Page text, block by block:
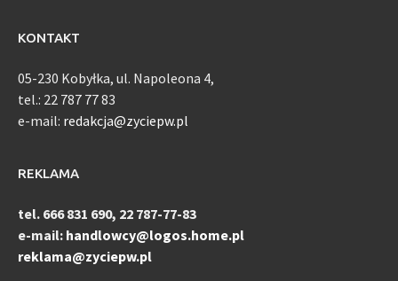
KONTAKT
05-230 Kobyłka, ul. Napoleona 4,
tel.: 22 787 77 83
e-mail: redakcja@zyciepw.pl
REKLAMA
tel. 666 831 690, 22 787-77-83
e-mail: handlowcy@logos.home.pl
reklama@zyciepw.pl